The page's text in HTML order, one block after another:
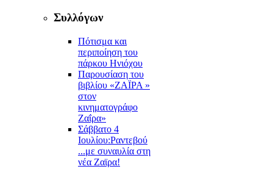
Συλλόγων
Πότισμα και
περιποίηση του
πάρκου Ηνιόχου
Παρουσίαση του
βιβλίου «ΖΑΪΡΑ »
στον
κινηματογράφο
Ζαΐρα»
Σάββατο 4
Ιουλίου:Ραντεβού
...με συναυλία στη
νέα Ζαϊρα!